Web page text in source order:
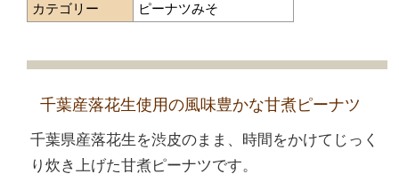
カテゴリー ピーナツみそ
千葉産落花生使用の風味豊かな甘煮ピーナツ
千葉県産落花生を渋皮のまま、時間をかけてじっく
り炊き上げた甘煮ピーナツです。